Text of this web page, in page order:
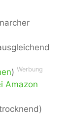
) Werbung
Amazon